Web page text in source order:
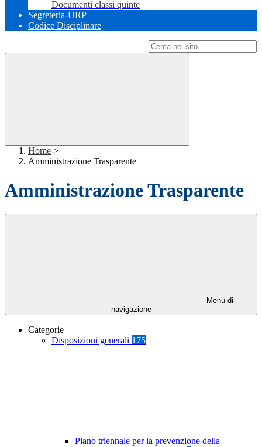
Documenti classi quinte
Segreteria-URP
Codice Disciplinare
Home >
Amministrazione Trasparente
Amministrazione Trasparente
Menu di
navigazione
Categorie
Disposizioni generali 175
Piano triennale per la prevenzione della